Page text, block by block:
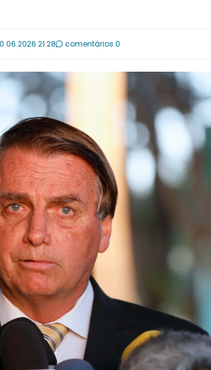
21:28 comentários 0